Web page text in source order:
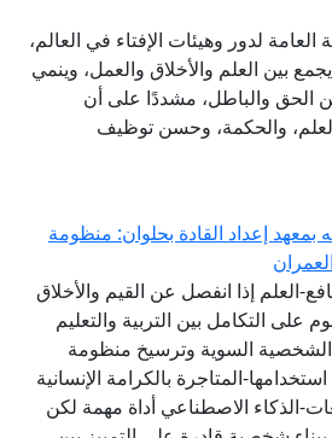
لدور وهيئات الإفتاء في العالم،
بين العلم والأخلاق والعمل، وينمي
الحق والباطل، مشددًا على أن
والحكمة، وحسن توظيف
إعداد القادة بحلوان: منظومة
العلم إذا انفصل عن القيم والأخلاق
على التكامل بين التربية والتعليم
الشخصية السوية وترسيخ منظومة
المتاجرة بالكرامة الإنسانية
الذكاء الاصطناعي أداة مهمة لكن